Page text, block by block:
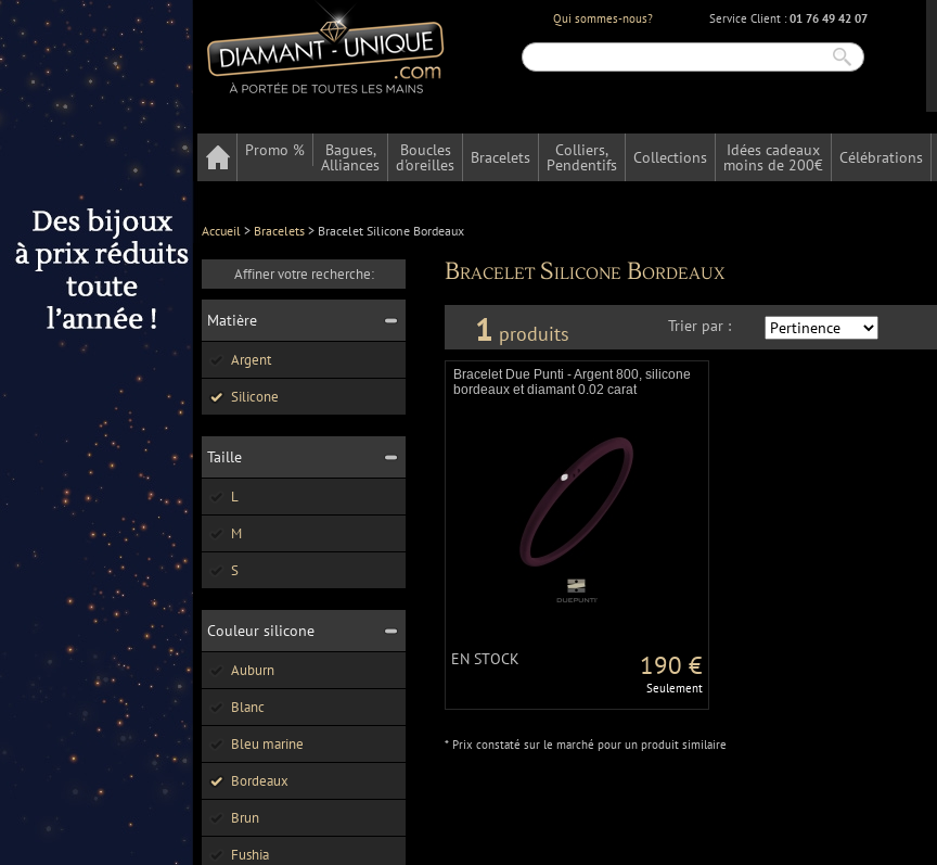
Qui sommes-nous? Service Client :01 76 49 42 07
Promo % Bagues,
Alliances
Boucles
d'oreilles Bracelets Colliers,
Pendentifs Collections Idées cadeaux
moins de 200€ Célébrations
Accueil > Bracelets > Bracelet Silicone Bordeaux
Affiner votre recherche:
Matière
Argent
Silicone
Taille
L
M
S
Couleur silicone
Auburn
Blanc
Bleu marine
Bordeaux
Brun
Fushia
Bracelet Silicone Bordeaux
1 produits Trier par :
Bracelet Due Punti - Argent 800, silicone
bordeaux et diamant 0.02 carat
EN STOCK 190 €
Seulement
* Prix constaté sur le marché pour un produit similaire